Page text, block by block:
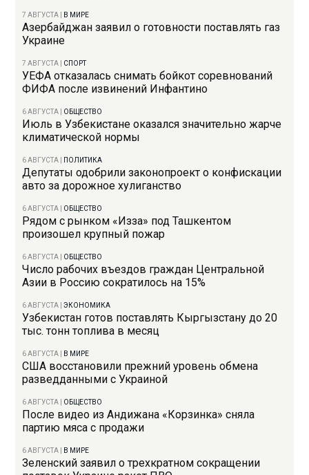
7 АВГУСТА В МИРЕ
Азербайджан заявил о готовности поставлять газ
Украине
7 АВГУСТА СПОРТ
УЕФА отказалась снимать бойкот соревнований
ФИФА после извинений Инфантино
6 АВГУСТА ОБЩЕСТВО
Июль в Узбекистане оказался значительно жарче
климатической нормы
6 АВГУСТА ПОЛИТИКА
Депутаты одобрили законопроект о конфискации
авто за дорожное хулиганство
6 АВГУСТА ОБЩЕСТВО
Рядом с рынком «Изза» под Ташкентом
произошел крупный пожар
6 АВГУСТА ОБЩЕСТВО
Число рабочих въездов граждан Центральной
Азии в Россию сократилось на 15%
6 АВГУСТА |ЭКОНОМИКА
Узбекистан готов поставлять Кыргызстану до 20
тыс. тонн топлива в месяц
6 АВГУСТА В МИРЕ
США восстановили прежний уровень обмена
разведданными с Украиной
6 АВГУСТА ОБЩЕСТВО
После видео из Андижана «Корзинка» сняла
партию мяса с продажи
6 АВГУСТА В МИРЕ
Зеленский заявил о трехкратном сокращении